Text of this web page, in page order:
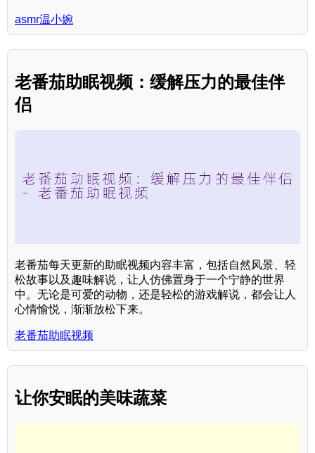
asmr温小婉
老番茄助眠视频：缓解压力的最佳伴
侣
老番茄每天更新的助眠视频内容丰富，包括自然风景、轻
松故事以及趣味解说，让人仿佛置身于一个宁静的世界
中。无论是可爱的动物，还是轻松的游戏解说，都会让人
心情愉悦，渐渐放松下来。
老番茄助眠视频
让你安眠的美味蔬菜